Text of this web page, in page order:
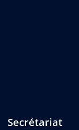
Secrétariat